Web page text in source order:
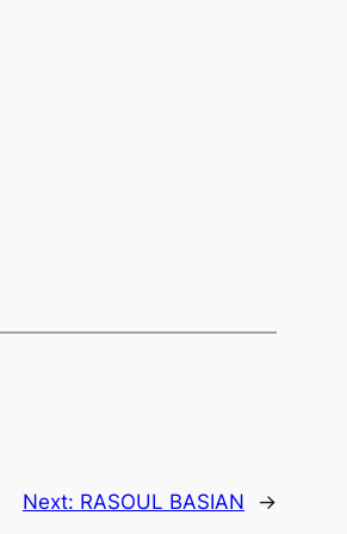
Next: RASOUL BASIAN →